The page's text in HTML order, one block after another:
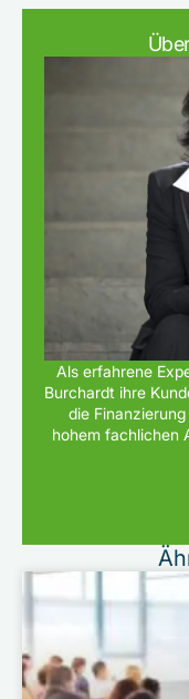
Als erfahrene
Burchardt ihre
die
hohem fachlichen